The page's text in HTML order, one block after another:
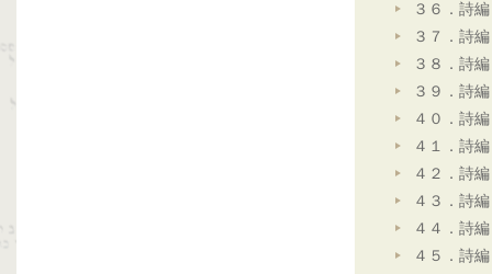
３６．詩
３７．詩
３８．詩
３９．詩
４０．詩
４１．詩
４２．詩
４３．詩
４４．詩
４５．詩